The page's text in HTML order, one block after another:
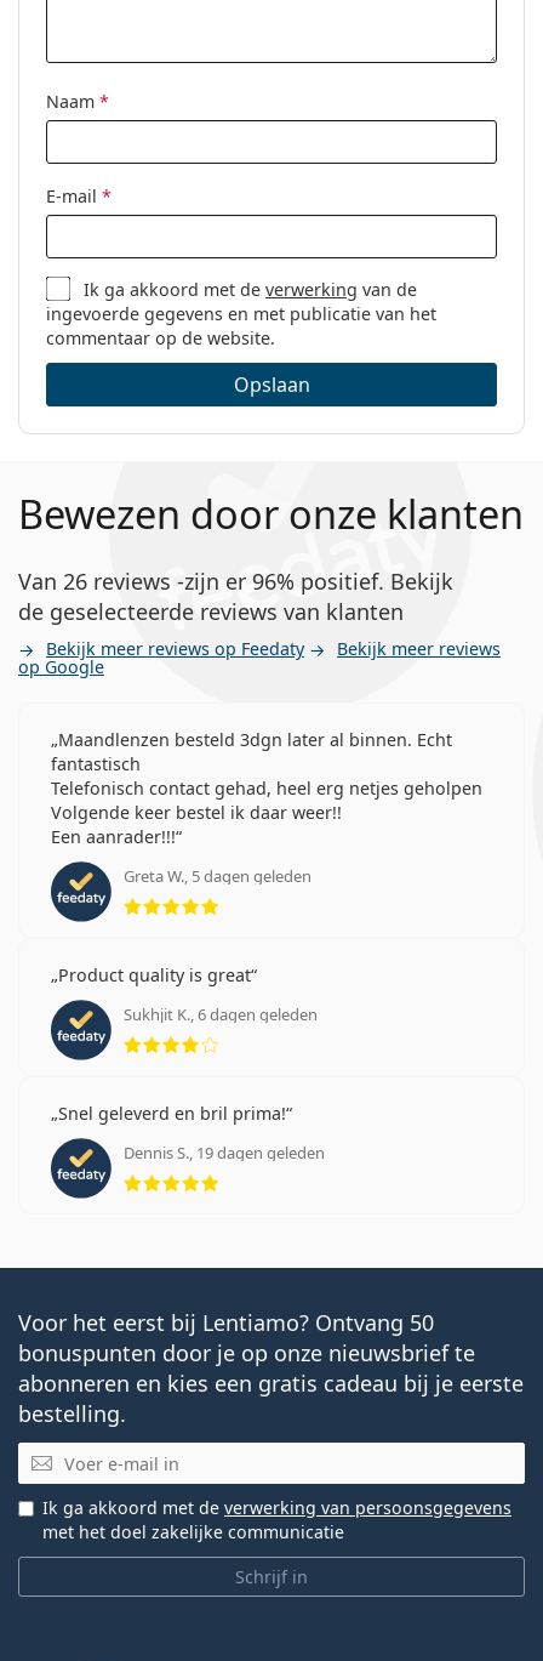
Merk:
Prada
Code:
Naam *
E-mail *
Ik ga akkoord met deverwerking van de
ingevoerde gegevens en met publicatie van het
commentaar op de website.
Opslaan
Bewezen door onze klanten
Van 26 reviews -zijn er 96% positief. Bekijk
de geselecteerde reviews van klanten
Bekijk meer reviews op Feedaty Bekijk meer reviews
op Google
Maandlenzen besteld 3dgn later al binnen. Echt
fantastisch
Telefonisch contact gehad, heel erg netjes geholpen
Volgende keer bestel ik daar weer!!
Een aanrader!!!
Greta W., 5 dagen geleden
Beoordeling 5 van 5
Product quality is great
Sukhjit K., 6 dagen geleden
Beoordeling 4 van 5
Snel geleverd en bril prima!
Dennis S., 19 dagen geleden
Beoordeling 5 van 5
Voor het eerst bij Lentiamo? Ontvang 50
bonuspunten door je op onze nieuwsbrief te
abonneren en kies een gratis cadeau bij je eerste
bestelling.
E-mail
Schrijf in
Ik ga akkoord met de verwerking van persoonsgegevens
met het doel zakelijke communicatie